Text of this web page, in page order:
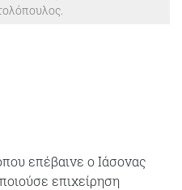
επέβαινε ο Ιάσονας
επιχείρηση